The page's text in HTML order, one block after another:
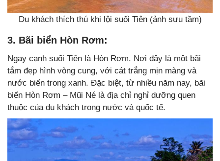
Du khách thích thú khi lội suối Tiên (ảnh sưu tầm)
3. Bãi biển Hòn Rơm:
Ngay cạnh suối Tiên là Hòn Rơm. Nơi đây là một bãi
tắm đẹp hình vòng cung, với cát trắng mịn màng và
nước biển trong xanh. Đặc biệt, từ nhiều năm nay, bãi
biển Hòn Rơm – Mũi Né là địa chỉ nghỉ dưỡng quen
thuộc của du khách trong nước và quốc tế.